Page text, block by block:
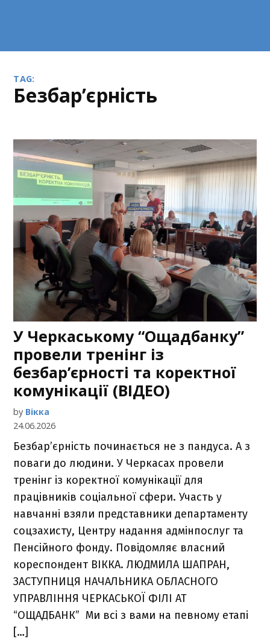
TAG:
безбар’єрність
У Черкаському “Ощадбанку”
провели тренінг із
безбар’єрності та коректної
комунікації (ВІДЕО)
by Вікка
24.06.2026
Безбар’єрність починається не з пандуса. А з
поваги до людини. У Черкасах провели
тренінг із коректної комунікації для
працівників соціальної сфери. Участь у
навчанні взяли представники департаменту
соцзахисту, Центру надання адмінпослуг та
Пенсійного фонду. Повідомляє власний
кореспондент ВІККА. ЛЮДМИЛА ШАПРАН,
ЗАСТУПНИЦЯ НАЧАЛЬНИКА ОБЛАСНОГО
УПРАВЛІННЯ ЧЕРКАСЬКОЇ ФІЛІ АТ
“ОЩАДБАНК” Ми всі з вами на певному етапі
[…]